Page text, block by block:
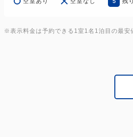
※表示料金は予約できる1室1名1泊目の最安